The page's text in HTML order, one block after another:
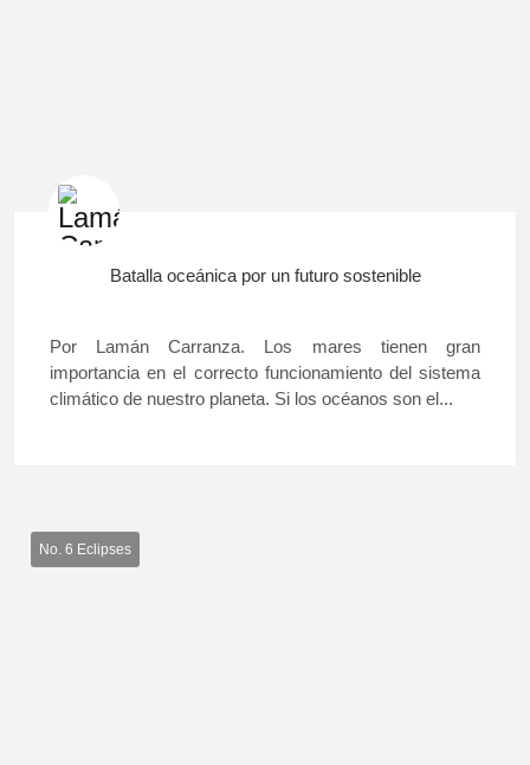
Batalla oceánica por un futuro sostenible
Por Lamán Carranza. Los mares tienen gran
importancia en el correcto funcionamiento del sistema
climático de nuestro planeta. Si los océanos son el...
No. 6 Eclipses